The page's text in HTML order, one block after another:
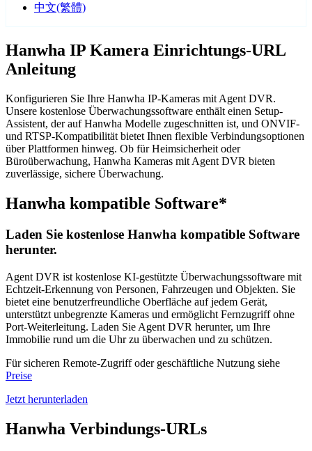
中文(繁體)
Hanwha IP Kamera Einrichtungs-URL
Anleitung
Konfigurieren Sie Ihre Hanwha IP-Kameras mit Agent DVR.
Unsere kostenlose Überwachungssoftware enthält einen Setup-
Assistent, der auf Hanwha Modelle zugeschnitten ist, und ONVIF-
und RTSP-Kompatibilität bietet Ihnen flexible Verbindungsoptionen
über Plattformen hinweg. Ob für Heimsicherheit oder
Büroüberwachung, Hanwha Kameras mit Agent DVR bieten
zuverlässige, sichere Überwachung.
Hanwha kompatible Software*
Laden Sie kostenlose Hanwha kompatible Software
herunter.
Agent DVR ist kostenlose KI-gestützte Überwachungssoftware mit
Echtzeit-Erkennung von Personen, Fahrzeugen und Objekten. Sie
bietet eine benutzerfreundliche Oberfläche auf jedem Gerät,
unterstützt unbegrenzte Kameras und ermöglicht Fernzugriff ohne
Port-Weiterleitung. Laden Sie Agent DVR herunter, um Ihre
Immobilie rund um die Uhr zu überwachen und zu schützen.
Für sicheren Remote-Zugriff oder geschäftliche Nutzung siehe
Preise
Jetzt herunterladen
Hanwha Verbindungs-URLs